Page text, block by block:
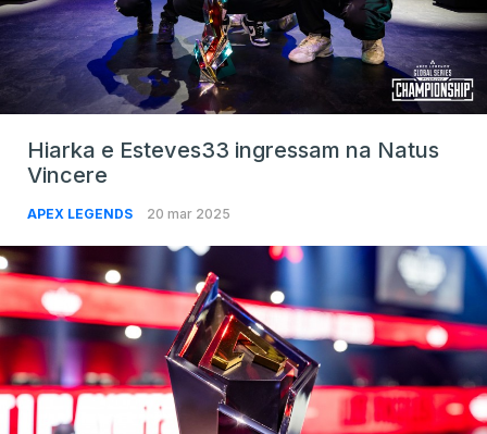
Hiarka e Esteves33 ingressam na Natus
Vincere
APEX LEGENDS 20 mar 2025